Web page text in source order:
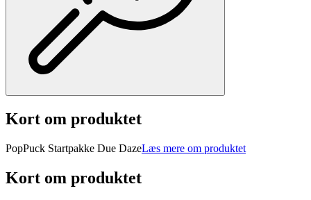
Kort om produktet
PopPuck Startpakke Due DazeLæs mere om produktet
Kort om produktet